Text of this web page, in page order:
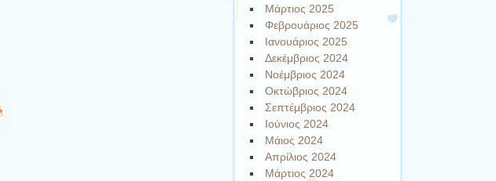
Μάρτιος 2025
Φεβρουάριος 2025
Ιανουάριος 2025
Δεκέμβριος 2024
Νοέμβριος 2024
Οκτώβριος 2024
Σεπτέμβριος 2024
Ιούνιος 2024
Μάιος 2024
Απρίλιος 2024
Μάρτιος 2024